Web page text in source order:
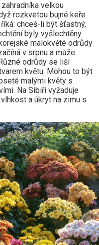
velkou
rozkvetou bujné keře
chceš-li být šťastný,
byly vyšlechtěny
malokvěté odrůdy
v srpnu a může
odrůdy se liší
květu. Mohou to být
malými květy s
Na Sibiři vyžaduje
a úkryt na zimu s